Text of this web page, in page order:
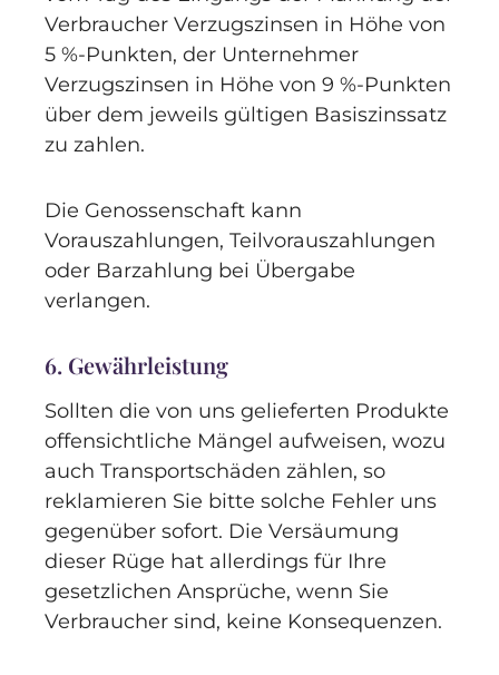
Verbraucher Verzugszinsen in Höhe von
5 %-Punkten, der Unternehmer
Verzugszinsen in Höhe von 9 %-Punkten
über dem jeweils gültigen Basiszinssatz
zu zahlen.
Die Genossenschaft kann
Vorauszahlungen, Teilvorauszahlungen
oder Barzahlung bei Übergabe
verlangen.
6. Gewährleistung
Sollten die von uns gelieferten Produkte
offensichtliche Mängel aufweisen, wozu
auch Transportschäden zählen, so
reklamieren Sie bitte solche Fehler uns
gegenüber sofort. Die Versäumung
dieser Rüge hat allerdings für Ihre
gesetzlichen Ansprüche, wenn Sie
Verbraucher sind, keine Konsequenzen.